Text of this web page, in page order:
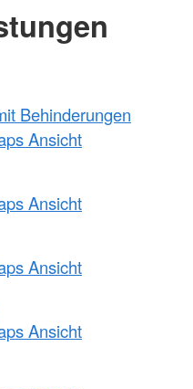
Behinderungen
Ansicht
Ansicht
Ansicht
Ansicht